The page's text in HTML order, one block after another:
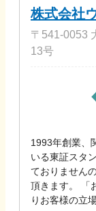
株式会社
〒541-0053
13号
1993年創業、
いる東証スタ
ておりません
頂きます。 「
りお客様の立